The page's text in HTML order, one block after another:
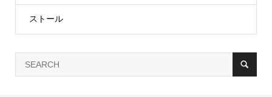
ストール